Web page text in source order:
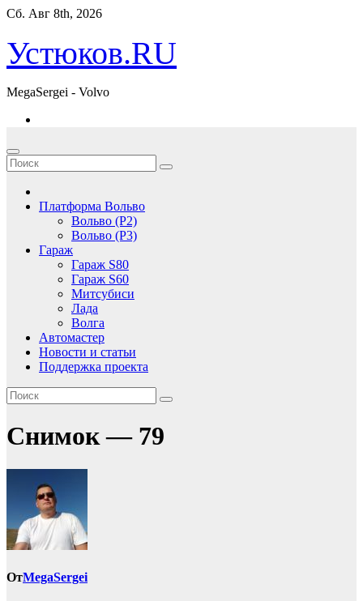
Перейти
содержимому
Сб. Авг 8th, 2026
Устюков.RU
MegaSergei - Volvo
Платформа Вольво
Вольво (P2)
Вольво (P3)
Гараж
Гараж S80
Гараж S60
Митсубиси
Лада
Волга
Автомастер
Новости и статьи
Поддержка проекта
Снимок — 79
ОтMegaSergei